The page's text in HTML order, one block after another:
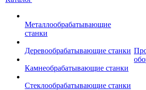
Металлообрабатывающие
станки
Деревообрабатывающие станки
Камнеобрабатывающие станки
Стеклообрабатывающие станки